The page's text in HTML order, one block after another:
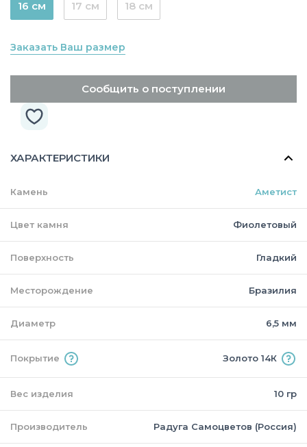
16 см 17 см 18 см
Заказать Ваш размер
Сообщить о поступлении
ХАРАКТЕРИСТИКИ
Камень Аметист
Цвет камня Фиолетовый
Поверхность Гладкий
Месторождение Бразилия
Диаметр 6,5 мм
Покрытие Золото 14К
Вес изделия 10 гр
Производитель Радуга Самоцветов (Россия)